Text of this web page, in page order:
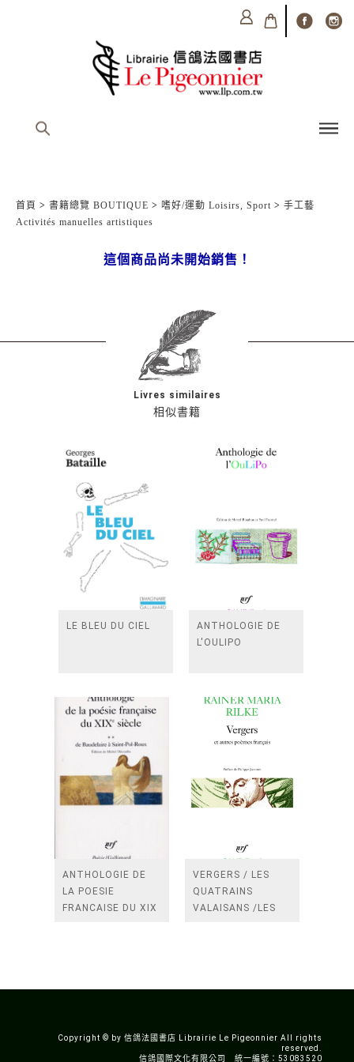
首頁 > 書籍總覽 BOUTIQUE > 嗜好/運動 Loisirs, Sport > 手工藝
Activités manuelles artistiques
這個商品尚未開始銷售！
相似書籍
Livres similaires
LE BLEU DU CIEL
ANTHOLOGIE DE
L'OULIPO
ANTHOLOGIE DE
LA POESIE
FRANCAISE DU XIX
VERGERS / LES
QUATRAINS
VALAISANS /LES
Copyright © by 信鴿法國書店 Librairie Le Pigeonnier All rights
reserved.
信鴿國際文化有限公司 統一編號：53083520